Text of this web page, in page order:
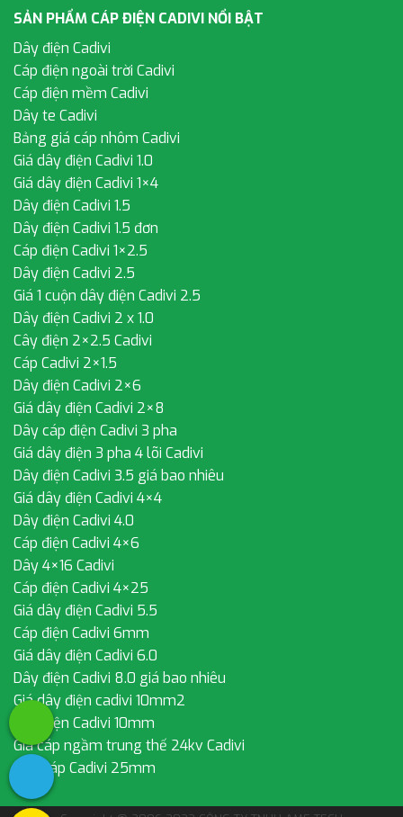
SẢN PHẨM CÁP ĐIỆN CADIVI NỔI BẬT
Dây điện Cadivi
Cáp điện ngoài trời Cadivi
Cáp điện mềm Cadivi
Dây te Cadivi
Bảng giá cáp nhôm Cadivi
Giá dây điện Cadivi 1.0
Giá dây điện Cadivi 1×4
Dây điện Cadivi 1.5
Dây điện Cadivi 1.5 đơn
Cáp điện Cadivi 1×2.5
Dây điện Cadivi 2.5
Giá 1 cuộn dây điện Cadivi 2.5
Dây điện Cadivi 2 x 1.0
Cây điện 2×2.5 Cadivi
Cáp Cadivi 2×1.5
Dây điện Cadivi 2×6
Giá dây điện Cadivi 2×8
Dây cáp điện Cadivi 3 pha
Giá dây điện 3 pha 4 lõi Cadivi
Dây điện Cadivi 3.5 giá bao nhiêu
Giá dây điện Cadivi 4×4
Dây điện Cadivi 4.0
Cáp điện Cadivi 4×6
Dây 4×16 Cadivi
Cáp điện Cadivi 4×25
Giá dây điện Cadivi 5.5
Cáp điện Cadivi 6mm
Giá dây điện Cadivi 6.0
Dây điện Cadivi 8.0 giá bao nhiêu
Giá dây điện cadivi 10mm2
Dây điện Cadivi 10mm
Giá cáp ngầm trung thế 24kv Cadivi
Dây cáp Cadivi 25mm